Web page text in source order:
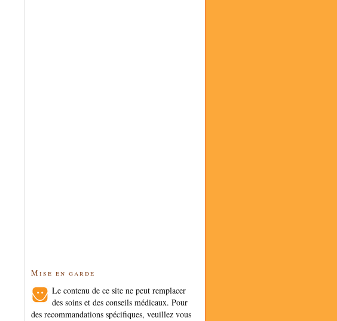
Mise en garde
Le contenu de ce site ne peut remplacer
des soins et des conseils médicaux. Pour
des recommandations spécifiques, veuillez vous